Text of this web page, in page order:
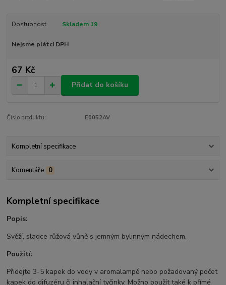
Dostupnost Skladem 19
Nejsme plátci DPH
67 Kč
Přidat do košíku
Číslo produktu: E0052AV
Kompletní specifikace
Komentáře 0
Kompletní specifikace
Popis:
Svěží, sladce růžová vůně s jemným bylinným nádechem.
Použití:
Přidejte 3-5 kapek do vody v aromalampě nebo požadovaný počet
kapek do difuzéru či inhalační tyčinky. Možno použít také k přímé